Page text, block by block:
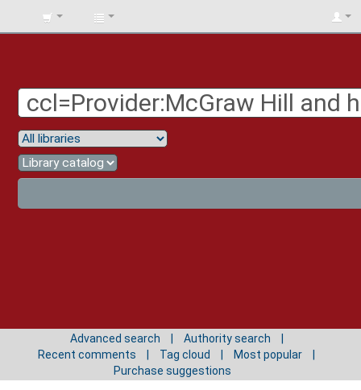
BIBLIOTECA
Advanced search
Authority search
Recent comments
Tag cloud
Most popular
Purchase suggestions